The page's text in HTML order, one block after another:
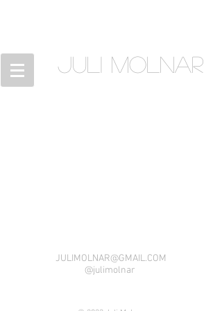
JULI MOLNAR
JULIMOLNAR@GMAIL.COM
@julimolnar